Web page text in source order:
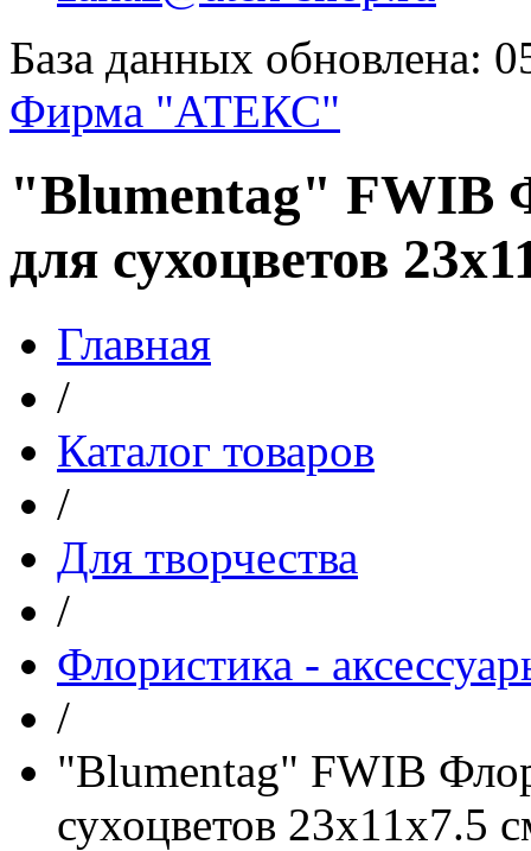
База данных обновлена:
Фирма "АТЕКС"
"Blumentag" FWIB
для сухоцветов
Главная
/
Каталог товаров
/
Для творчества
/
Флористика -
/
"Blumentag" FWIB
сухоцветов 23х11х7.5